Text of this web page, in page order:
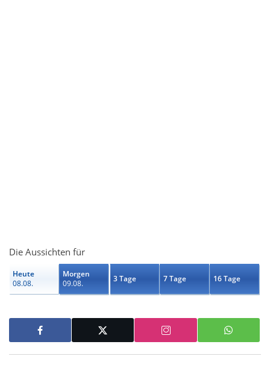
Die Aussichten für
Heute
08.08.
Morgen
09.08.
3 Tage 7 Tage 16 Tage